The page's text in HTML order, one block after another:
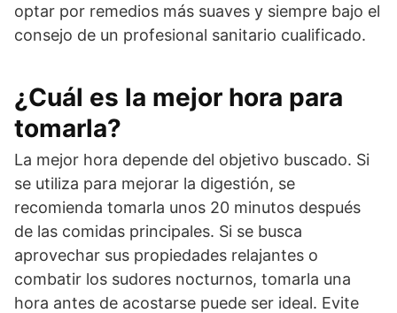
optar por remedios más suaves y siempre bajo el
consejo de un profesional sanitario cualificado.
¿Cuál es la mejor hora para
tomarla?
La mejor hora depende del objetivo buscado. Si
se utiliza para mejorar la digestión, se
recomienda tomarla unos 20 minutos después
de las comidas principales. Si se busca
aprovechar sus propiedades relajantes o
combatir los sudores nocturnos, tomarla una
hora antes de acostarse puede ser ideal. Evite